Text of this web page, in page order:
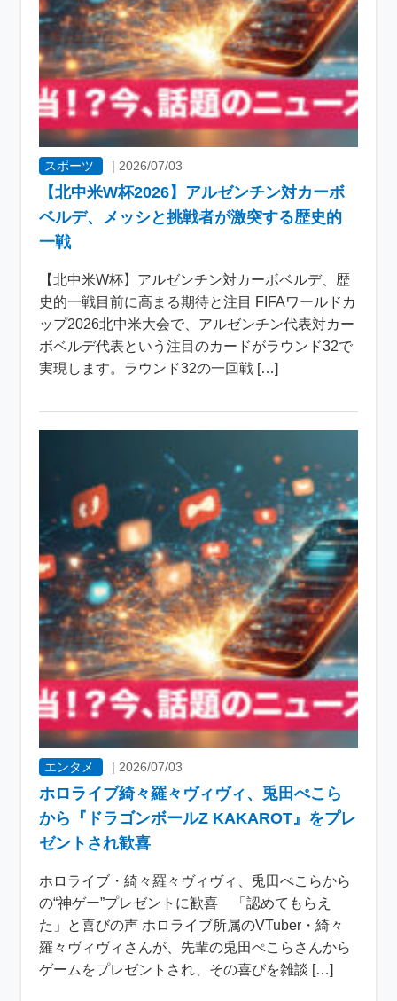
スポーツ | 2026/07/03
【北中米W杯2026】アルゼンチン対カーボ
ベルデ、メッシと挑戦者が激突する歴史的
一戦
【北中米W杯】アルゼンチン対カーボベルデ、歴
史的一戦目前に高まる期待と注目 FIFAワールドカ
ップ2026北中米大会で、アルゼンチン代表対カー
ボベルデ代表という注目のカードがラウンド32で
実現します。ラウンド32の一回戦 […]
エンタメ | 2026/07/03
ホロライブ綺々羅々ヴィヴィ、兎田ぺこら
から『ドラゴンボールZ KAKAROT』をプレ
ゼントされ歓喜
ホロライブ・綺々羅々ヴィヴィ、兎田ぺこらから
の“神ゲー”プレゼントに歓喜 「認めてもらえ
た」と喜びの声 ホロライブ所属のVTuber・綺々
羅々ヴィヴィさんが、先輩の兎田ぺこらさんから
ゲームをプレゼントされ、その喜びを雑談 […]